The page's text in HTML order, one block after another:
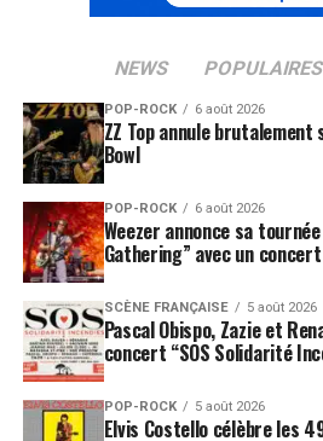
NEWS POPULAIRES
POP-ROCK 6 août 2026
ZZ Top annule
Bowl
POP-ROCK 6 août 2026
Weezer annonce sa
Gathering” avec un
SCÈNE FRANÇAISE 5 août 2026
Pascal Obispo, Zazie et
concert “SOS Solidarité
POP-ROCK 5 août 2026
Elvis Costello célèbre les